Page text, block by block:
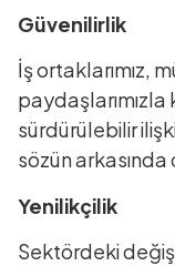
Güvenilirlik
İş ortaklarımız,
paydaşlarımızla
sürdürülebilir
sözün arkasında
Yenilikçilik
Sektördeki